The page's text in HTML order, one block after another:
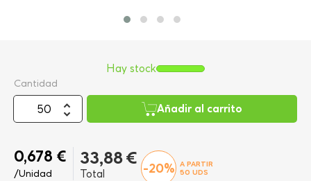
0,678 €
/Unidad
33,88 €
Total -20% A PARTIR
50 UDS
Cantidad
Añadir al carrito
Hay stock